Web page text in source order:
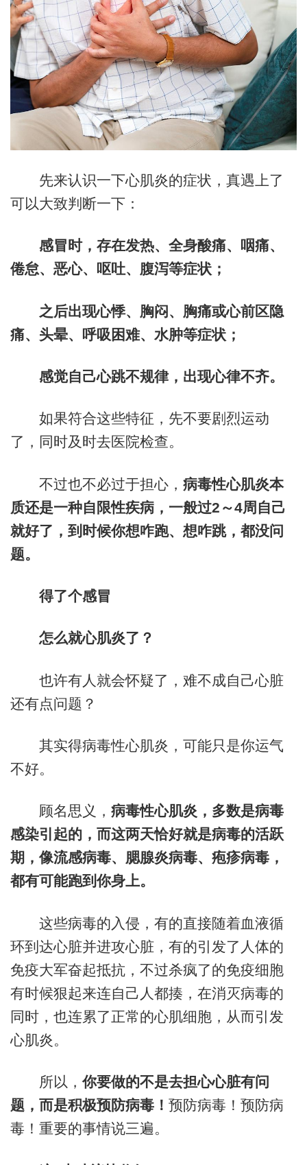
先来认识一下心肌炎的症状，真遇上了
可以大致判断一下：
感冒时，存在发热、全身酸痛、咽痛、
倦怠、恶心、呕吐、腹泻等症状；
之后出现心悸、胸闷、胸痛或心前区隐
痛、头晕、呼吸困难、水肿等症状；
感觉自己心跳不规律，出现心律不齐。
如果符合这些特征，先不要剧烈运动
了，同时及时去医院检查。
不过也不必过于担心， 病毒性心肌炎本
质还是一种自限性疾病，一般过2～4周自己
就好了，到时候你想咋跑、想咋跳，都没问
题。
得了个感冒
怎么就心肌炎了？
也许有人就会怀疑了，难不成自己心脏
还有点问题？
其实得病毒性心肌炎，可能只是你运气
不好。
顾名思义， 病毒性心肌炎，多数是病毒
感染引起的，而这两天恰好就是病毒的活跃
期，像流感病毒、腮腺炎病毒、疱疹病毒，
都有可能跑到你身上。
这些病毒的入侵，有的直接随着血液循
环到达心脏并进攻心脏，有的引发了人体的
免疫大军奋起抵抗，不过杀疯了的免疫细胞
有时候狠起来连自己人都揍，在消灭病毒的
同时，也连累了正常的心肌细胞，从而引发
心肌炎。
所以，你要做的不是去担心心脏有问
题，而是积极预防病毒！ 预防病毒！预防病
毒！重要的事情说三遍。